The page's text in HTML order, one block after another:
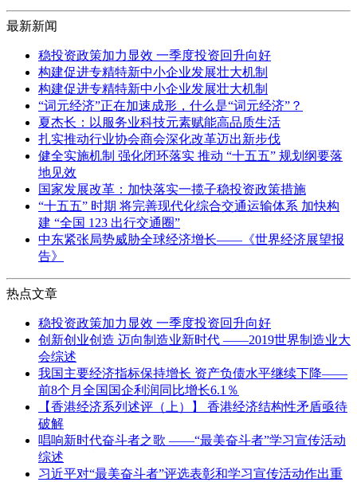
最新新闻
稳投资政策加力显效 一季度投资回升向好
构建促进专精特新中小企业发展壮大机制
构建促进专精特新中小企业发展壮大机制
“词元经济”正在加速成形，什么是“词元经济”？
夏杰长：以服务业科技元素赋能高品质生活
扎实推动行业协会商会深化改革迈出新步伐
健全实施机制 强化闭环落实 推动 “十五五” 规划纲要落
地见效
国家发展改革：加快落实一揽子稳投资政策措施
“十五五” 时期 将完善现代化综合交通运输体系 加快构
建 “全国 123 出行交通圈”
中东紧张局势威胁全球经济增长——《世界经济展望报
告》
热点文章
稳投资政策加力显效 一季度投资回升向好
创新创业创造 迈向制造业新时代 ——2019世界制造业大
会综述
我国主要经济指标保持增长 资产负债水平继续下降——
前8个月全国国企利润同比增长6.1％
【香港经济系列述评（上）】 香港经济结构性矛盾亟待
破解
唱响新时代奋斗者之歌 ——“最美奋斗者”学习宣传活动
综述
习近平对“最美奋斗者”评选表彰和学习宣传活动作出重